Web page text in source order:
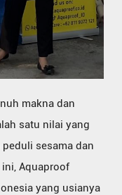
makna dan
satu nilai yang
sesama dan
Aquaproof
yang usianya